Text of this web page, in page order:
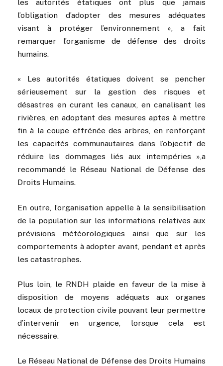
les autorités étatiques ont plus que jamais
l’obligation d’adopter des mesures adéquates
visant à protéger l’environnement », a fait
remarquer l’organisme de défense des droits
humains.
« Les autorités étatiques doivent se pencher
sérieusement sur la gestion des risques et
désastres en curant les canaux, en canalisant les
rivières, en adoptant des mesures aptes à mettre
fin à la coupe effrénée des arbres, en renforçant
les capacités communautaires dans l’objectif de
réduire les dommages liés aux intempéries »,a
recommandé le Réseau National de Défense des
Droits Humains.
En outre, l’organisation appelle à la sensibilisation
de la population sur les informations relatives aux
prévisions météorologiques ainsi que sur les
comportements à adopter avant, pendant et après
les catastrophes.
Plus loin, le RNDH plaide en faveur de la mise à
disposition de moyens adéquats aux organes
locaux de protection civile pouvant leur permettre
d’intervenir en urgence, lorsque cela est
nécessaire.
Le Réseau National de Défense des Droits Humains